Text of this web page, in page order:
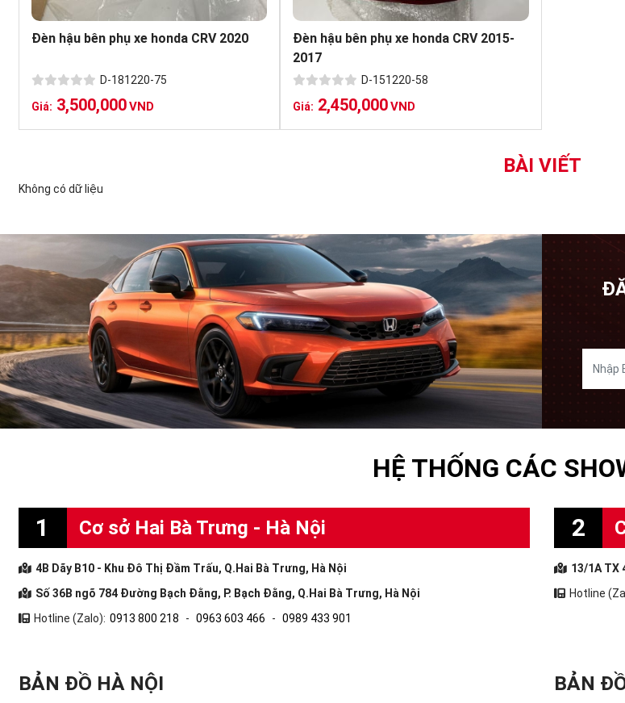
Đèn hậu bên phụ xe honda CRV 2020
D-181220-75
Giá: 3,500,000VND
Đèn hậu bên phụ xe honda CRV 2015-
2017
D-151220-58
Giá: 2,450,000VND
BÀI VIẾT
Không có dữ liệu
HỆ THỐNG CÁC
1 Cơ sở Hai Bà Trưng - Hà Nội
4B Dãy B10 - Khu Đô Thị Đầm Trấu, Q.Hai Bà Trưng, Hà Nội
Số 36B ngõ 784 Đường Bạch Đằng, P. Bạch Đằng, Q.Hai Bà Trưng, Hà Nội
Hotline (Zalo): 0913 800 218 - 0963 603 466 - 0989 433 901
2
13/1A TX
Hotline
BẢN ĐỒ HÀ NỘI BẢN